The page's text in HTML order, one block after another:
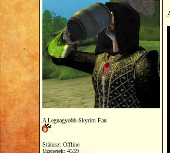
A Legnagyobb Skyrim Fan
Státusz: Offline
Üzenetek: 4539